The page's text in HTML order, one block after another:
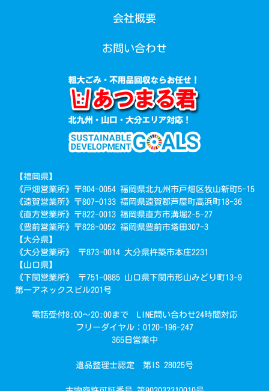
で簡単回収
会社概要
お問い合わせ
【福岡県】
《戸畑営業所》〒804-0054 福岡県北九州市戸畑区牧山新町5-15
《遠賀営業所》〒807-0133 福岡県遠賀郡芦屋町高浜町18-36
《直方営業所》〒822-0013 福岡県直方市溝堀2-5-27
《豊前営業所》〒828-0052 福岡県豊前市塔田307-3
【大分県】
《大分営業所》 〒873-0014 大分県杵築市本庄2231
【山口県】
《下関営業所》 〒751-0885 山口県下関市形山みどり町13-9
第一アネックスビル201号
電話受付8:00～20:00まで LINE問い合わせ24時間対応
フリーダイヤル：0120-196-247
365日営業中
遺品整理士認定 第IS 28025号